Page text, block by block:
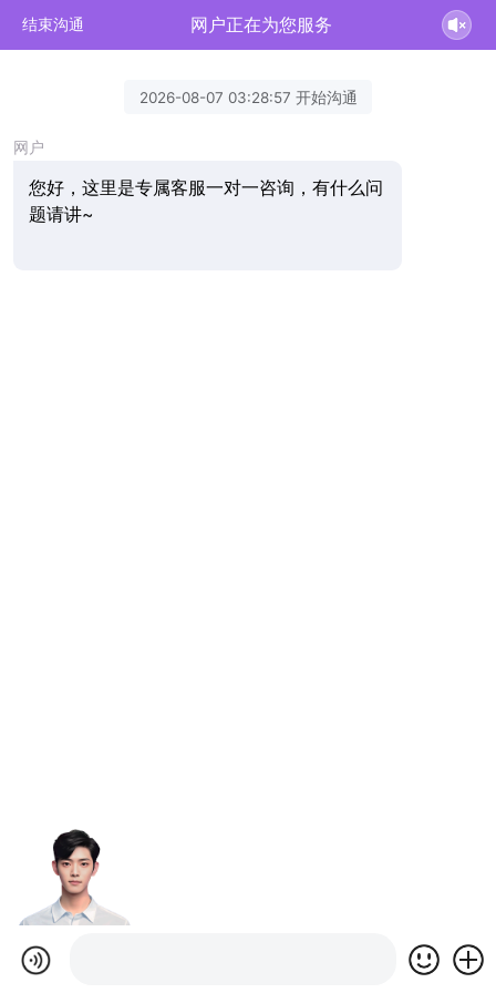
结束沟通 网户正在为您服务
2026-08-07 03:28:57 开始沟通
网户
您好，这里是专属客服一对一咨询，有什么问
题请讲~